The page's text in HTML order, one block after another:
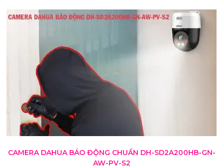
CAMERA DAHUA BÁO ĐỘNG CHUẨN DH-SD2A200HB-GN-
AW-PV-S2